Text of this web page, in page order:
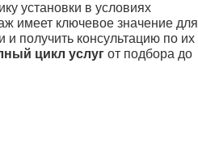
установки в условиях
имеет ключевое значение для
и получить консультацию по их
цикл услуг от подбора до